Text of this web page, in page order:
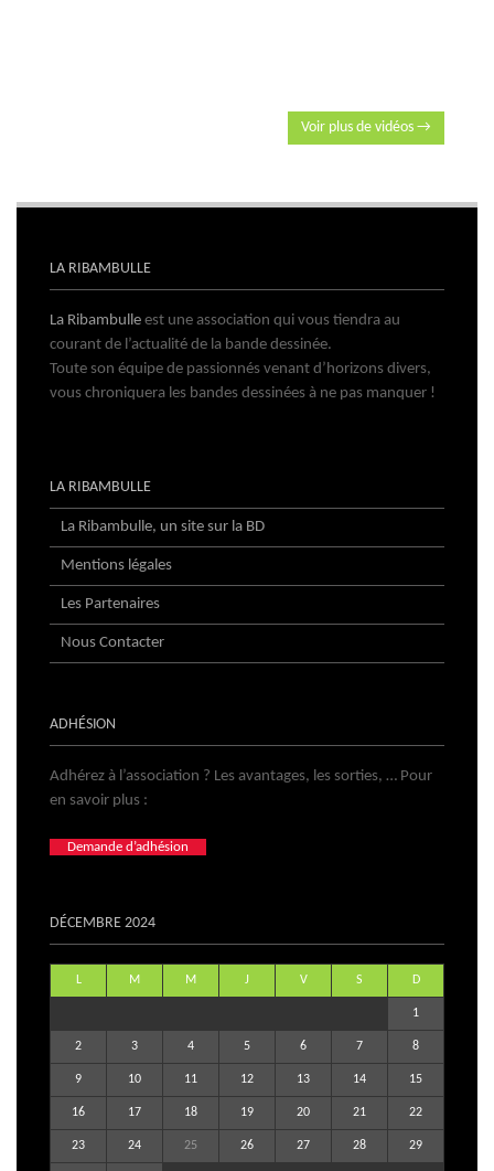
Voir plus de vidéos →
LA RIBAMBULLE
La Ribambulle est une association qui vous tiendra au
courant de l’actualité de la bande dessinée.
Toute son équipe de passionnés venant d’horizons divers,
vous chroniquera les bandes dessinées à ne pas manquer !
LA RIBAMBULLE
La Ribambulle, un site sur la BD
Mentions légales
Les Partenaires
Nous Contacter
ADHÉSION
Adhérez à l’association ? Les avantages, les sorties, … Pour
en savoir plus :
Demande d’adhésion
DÉCEMBRE 2024
L M M J V S D
1
2 3 4 5 6 7 8
9 10 11 12 13 14 15
16 17 18 19 20 21 22
23 24 25 26 27 28 29